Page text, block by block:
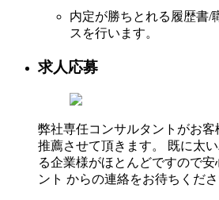
内定が勝ちとれる履歴書/
スを行います。
求人応募
弊社専任コンサルタントがお
推薦させて頂きます。 既に太
る企業様がほとんどですので
ント からの連絡をお待ちくださ